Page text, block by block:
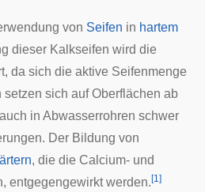
von Seifen in hartem
dieser Kalkseifen wird die
da sich die aktive Seifenmenge
sich auf Oberflächen ab
in Abwasserrohren schwer
Der Bildung von
, die die Calcium- und
entgegengewirkt werden. [1]